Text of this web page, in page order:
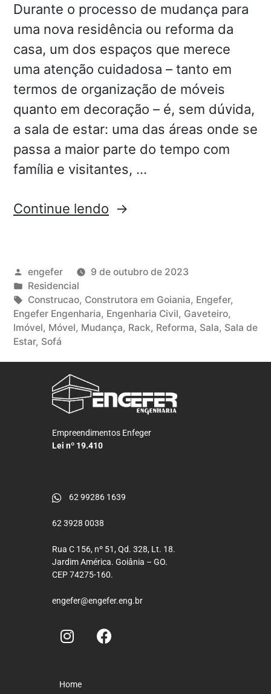
Durante o processo de mudança para
uma nova residência ou reforma da
casa, um dos espaços que merece
uma atenção cuidadosa – tanto em
termos de organização de móveis
quanto em decoração – é, sem dúvida,
a sala de estar: uma das áreas onde se
passa a maior parte do tempo com
família e visitantes, …
Continue lendo
engefer
9 de outubro de 2023
Residencial
Construcao, Construtora em Goiania, Engefer,
Engefer Engenharia, Engenharia Civil, Gaveteiro,
Imóvel, Móvel, Mudança, Rack, Reforma, Sala, Sala de
Estar, Sofá
Empreendimentos Enfeger
Lei nº 19.410
62 99286 1639
62 3928 0038
Rua C 156, nº 51, Qd. 328, Lt. 18.
Jardim América. Goiânia – GO.
CEP 74275-160.
engefer@engefer.eng.br
Home